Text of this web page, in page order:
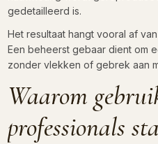
gedetailleerd is.
Het resultaat hangt vooral af
Een beheerst gebaar dient om
zonder vlekken of gebrek aan
Waarom
professionals